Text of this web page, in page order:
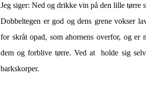
Jeg siger: Ned og drikke vin på den lille tørre
Dobbeltegen er god og dens grene vokser
for skråt opad, som ahornens overfor, og er
dem og forblive tørre. Ved at holde sig
barkskorper.